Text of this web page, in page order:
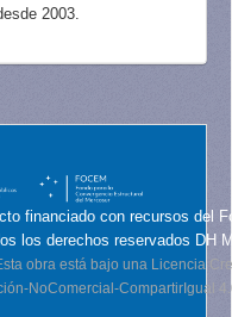
2003.
financiado con recursos del
los derechos reservados DH
obra está bajo una Licencia
NoComercial-CompartirIgual